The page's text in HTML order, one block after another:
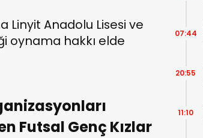
Linyit Anadolu Lisesi ve
oynama hakkı elde
Futsal Genç Kızlar
07:44
20:55
11:10